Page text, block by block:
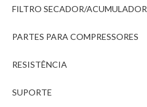
FILTRO SECADOR/ACUMULADOR
PARTES PARA COMPRESSORES
RESISTÊNCIA
SUPORTE